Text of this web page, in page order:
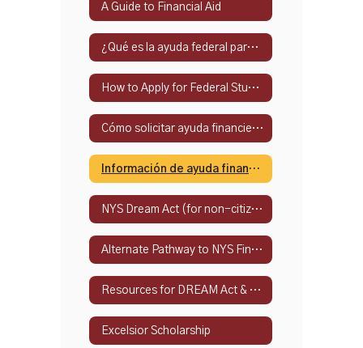
A Guide to Financial Aid
¿Qué es la ayuda federal para estudiantes?
How to Apply for Federal Student Financial Aid
Cómo solicitar ayuda financiera federal para estudiantes
Información de ayuda financiera del estado de Nueva York
NYS Dream Act (for non-citizens)
Alternate Pathway to NYS Financial Aid
Resources for DREAM Act & Alternate Eligibility Path
Excelsior Scholarship